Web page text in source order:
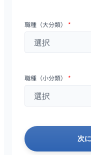
職種（大分類） *
職種（小分類） *
次